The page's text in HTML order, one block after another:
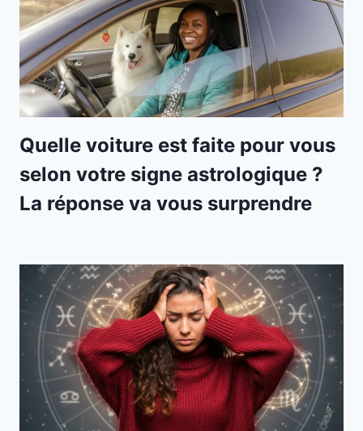
Quelle voiture est faite pour vous
selon votre signe astrologique ?
La réponse va vous surprendre